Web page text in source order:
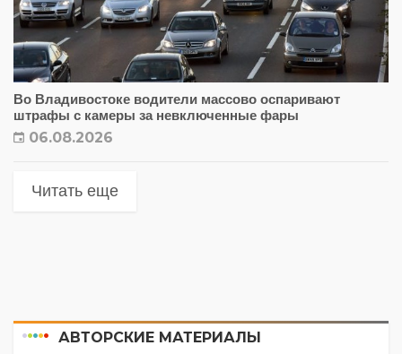
Во Владивостоке водители массово оспаривают
штрафы с камеры за невключенные фары
06.08.2026
Читать еще
АВТОРСКИЕ МАТЕРИАЛЫ